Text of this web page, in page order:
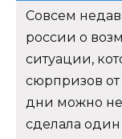
Совсем
россии о
ситуации,
сюрпризов
дни можно
сделала один